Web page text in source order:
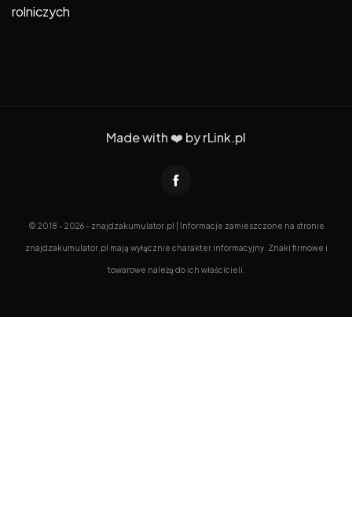
rolniczych
Made with ❤️ byrLink.pl
© 2018 - 2026 - znajdzakumulator.pl | Informacje zamieszczone na stronie
znajdzakumulator.pl mają wyłącznie charakter informacyjny. Znaki firmowe i
towarowe należą do ich właścicieli.